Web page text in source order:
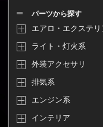
パーツから探す
エアロ・エクステリ
ライト・灯火系
外装アクセサリ
排気系
エンジン系
インテリア